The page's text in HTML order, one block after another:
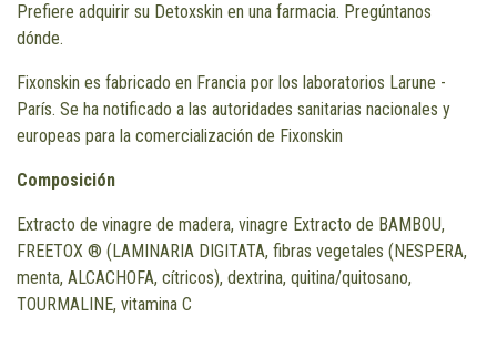
Prefiere adquirir su Detoxskin en una farmacia. Pregúntanos
dónde.
Fixonskin es fabricado en Francia por los laboratorios Larune -
París. Se ha notificado a las autoridades sanitarias nacionales y
europeas para la comercialización de Fixonskin
Composición
Extracto de vinagre de madera, vinagre Extracto de BAMBOU,
FREETOX ® (LAMINARIA DIGITATA, fibras vegetales (NESPERA,
menta, ALCACHOFA, cítricos), dextrina, quitina/quitosano,
TOURMALINE, vitamina C